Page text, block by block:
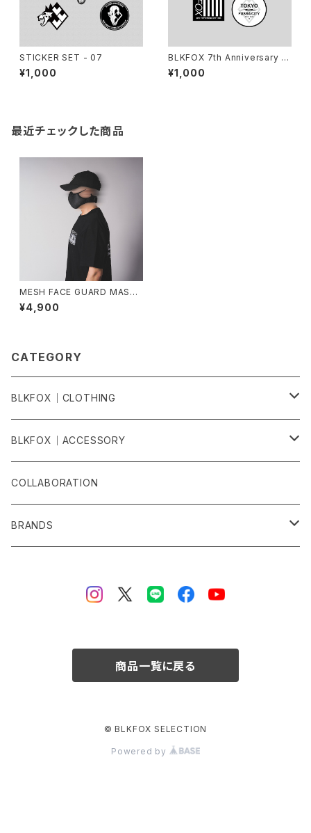
STICKER SET - 07
¥1,000
BLKFOX 7th Anniversary St
icker Pack
¥1,000
最近チェックした商品
MESH FACE GUARD MASK
- 3rd / BLACK
¥4,900
CATEGORY
BLKFOX｜CLOTHING
T-SHIRTS
LONG T-SHIRTS
HOODIES
BLKFOX｜ACCESSORY
CAP・HAT
PATCH
COLLABORATION
BRANDS
HRF CONCEPTS
商品一覧に戻る
© BLKFOX SELECTION
Powered by